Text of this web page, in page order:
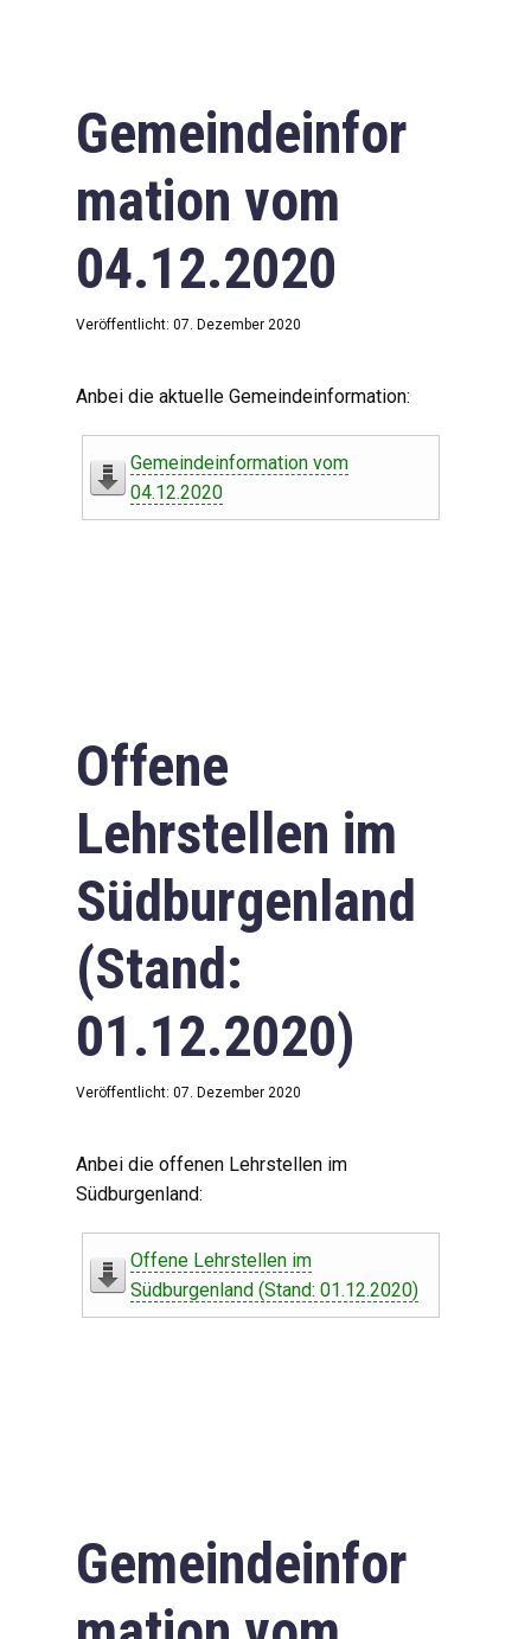
Gemeindeinfor
mation vom
04.12.2020
Veröffentlicht: 07. Dezember 2020
Anbei die aktuelle Gemeindeinformation:
Gemeindeinformation vom
04.12.2020
Offene
Lehrstellen im
Südburgenland
(Stand:
01.12.2020)
Veröffentlicht: 07. Dezember 2020
Anbei die offenen Lehrstellen im
Südburgenland:
Offene Lehrstellen im
Südburgenland (Stand: 01.12.2020)
Gemeindeinfor